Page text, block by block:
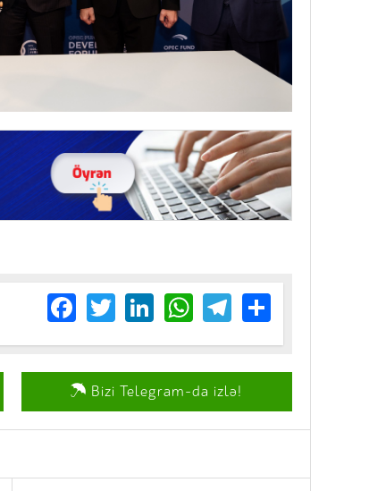
Facebook
TwitterLinkedIn
WhatsApp
Telegram
Share
Bizi Telegram-da izlə!